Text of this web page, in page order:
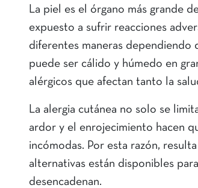
La piel es el órgano más grande
expuesto a sufrir reacciones
diferentes maneras dependiendo
puede ser cálido y húmedo en
alérgicos que afectan tanto la
La alergia cutánea no solo se
ardor y el enrojecimiento hacen
incómodas. Por esta razón,
alternativas están disponibles
desencadenan.